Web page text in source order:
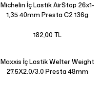
Michelin İç Lastik AirStop 26x1-
1,35 40mm Presta C2 136g
182,00 TL
Maxxis İç Lastik Welter Weight
27.5X2.0/3.0 Presta 48mm